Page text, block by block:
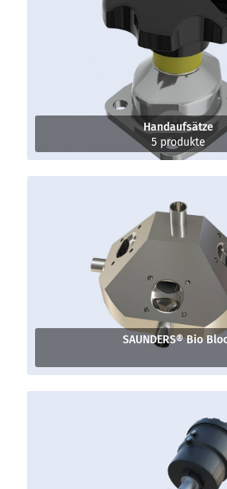
Handaufsätze
5 produkte
SAUNDERS® Bio